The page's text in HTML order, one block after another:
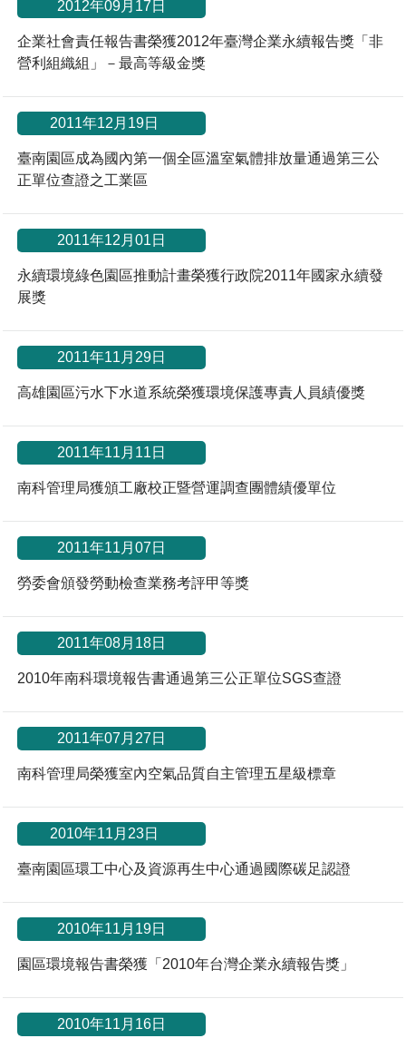
2012年09月17日
企業社會責任報告書榮獲2012年臺灣企業永續報告獎「非
營利組織組」－最高等級金獎
2011年12月19日
臺南園區成為國內第一個全區溫室氣體排放量通過第三公
正單位查證之工業區
2011年12月01日
永續環境綠色園區推動計畫榮獲行政院2011年國家永續發
展獎
2011年11月29日
高雄園區污水下水道系統榮獲環境保護專責人員績優獎
2011年11月11日
南科管理局獲頒工廠校正暨營運調查團體績優單位
2011年11月07日
勞委會頒發勞動檢查業務考評甲等獎
2011年08月18日
2010年南科環境報告書通過第三公正單位SGS查證
2011年07月27日
南科管理局榮獲室內空氣品質自主管理五星級標章
2010年11月23日
臺南園區環工中心及資源再生中心通過國際碳足認證
2010年11月19日
園區環境報告書榮獲「2010年台灣企業永續報告獎」
2010年11月16日